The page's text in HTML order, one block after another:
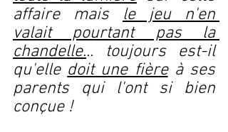
affaire mais le jeu n'en
valait pourtant pas la
chandelle... toujours est-il
qu'elle doit une fière à ses
parents qui l'ont si bien
conçue !